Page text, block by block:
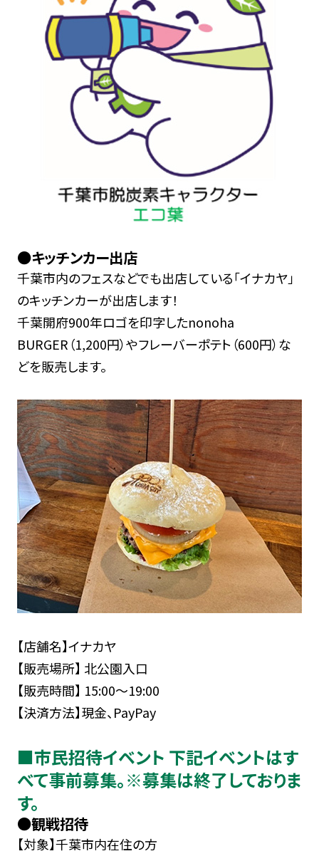
●キッチンカー出店
千葉市内のフェスなどでも出店している「イナカヤ」
のキッチンカーが出店します！
千葉開府900年ロゴを印字したnonoha
BURGER（1,200円）やフレーバーポテト（600円）な
どを販売します。
【店舗名】イナカヤ
【販売場所】 北公園入口
【販売時間】 15:00～19:00
【決済方法】現金、PayPay
■市民招待イベント 下記イベントはす
べて事前募集。※募集は終了しておりま
す。
●観戦招待
【対象】千葉市内在住の方